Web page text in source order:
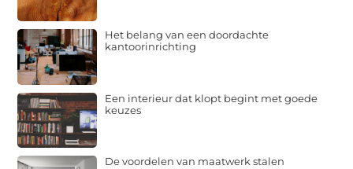
Het belang van een doordachte
kantoorinrichting
Een interieur dat klopt begint met goede
keuzes
De voordelen van maatwerk stalen